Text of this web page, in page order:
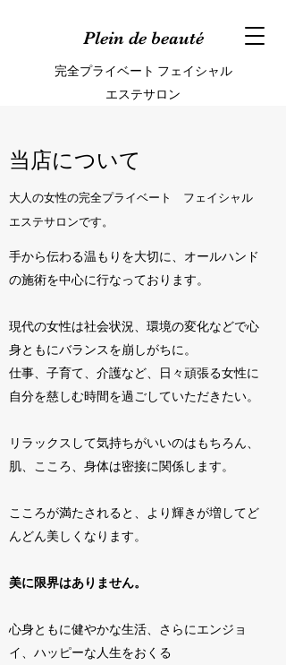
Plein de beauté
完全プライベート フェイシャル
エステサロン
当店について
大人の女性の完全プライベート フェイシャル
エステサロンです。
手から伝わる温もりを大切に、オールハンド
の施術を中心に行なっております。
現代の女性は社会状況、環境の変化などで心
身ともにバランスを崩しがちに。
仕事、子育て、介護など、日々頑張る女性に
自分を慈しむ時間を過ごしていただきたい。
リラックスして気持ちがいいのはもちろん、
肌、こころ、身体は密接に関係します。
こころが満たされると、より輝きが増してど
んどん美しくなります。
美に限界はありません。
心身ともに健やかな生活、さらにエンジョ
イ、ハッピーな人生をおくる